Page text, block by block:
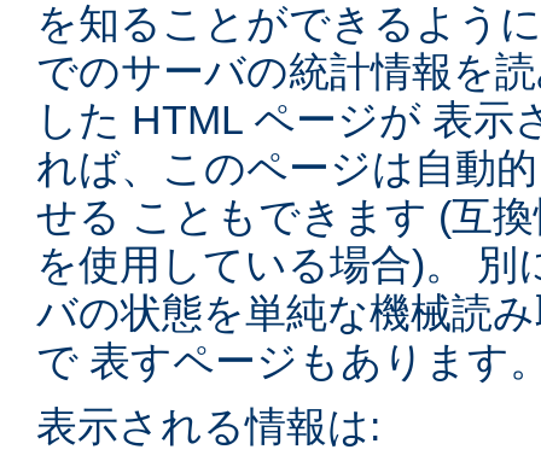
を知ることができるよう
でのサーバの統計情報を
した HTML ページが 表示
れば、このページは自動
せる こともできます (互
を使用している場合)。 別
バの状態を単純な機械読
で 表すページもあります
表示される情報は: